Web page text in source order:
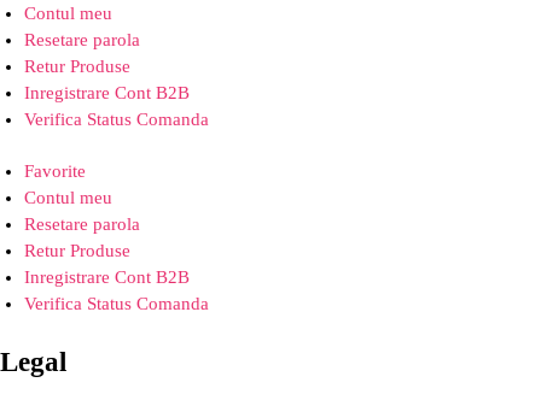
Contul meu
Resetare parola
Retur Produse
Inregistrare Cont B2B
Verifica Status Comanda
Favorite
Contul meu
Resetare parola
Retur Produse
Inregistrare Cont B2B
Verifica Status Comanda
Legal